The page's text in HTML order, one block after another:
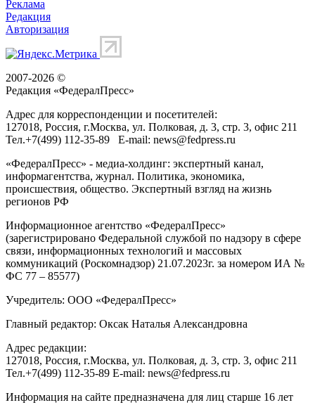
Реклама
Редакция
Авторизация
2007-2026 ©
Редакция «ФедералПресс»
Адрес для корреспонденции и посетителей:
127018, Россия, г.Москва, ул. Полковая, д. 3, стр. 3, офис 211
Тел.+7(499) 112-35-89 E-mail: news@fedpress.ru
«ФедералПресс» - медиа-холдинг: экспертный канал,
информагентства, журнал. Политика, экономика,
происшествия, общество. Экспертный взгляд на жизнь
регионов РФ
Информационное агентство «ФедералПресс»
(зарегистрировано Федеральной службой по надзору в сфере
связи, информационных технологий и массовых
коммуникаций (Роскомнадзор) 21.07.2023г. за номером ИА №
ФС 77 – 85577)
Учредитель: ООО «ФедералПресс»
Главный редактор: Оксак Наталья Александровна
Адрес редакции:
127018, Россия, г.Москва, ул. Полковая, д. 3, стр. 3, офис 211
Тел.+7(499) 112-35-89 E-mail: news@fedpress.ru
Информация на сайте предназначена для лиц старше 16 лет